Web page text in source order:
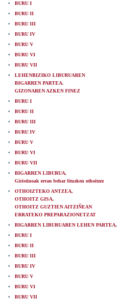
BURU I
BURU II
BURU III
BURU IV
BURU V
BURU VI
BURU VII
LEHENBIZIKO LIBURUAREN
BIGARREN PARTEA.
GIZONAREN AZKEN FINEZ
BURU I
BURU II
BURU III
BURU IV
BURU V
BURU VI
BURU VII
BIGARREN LIBURUA,
Giristinoak erran behar lituzken othoitzez
OTHOIZTEKO ANTZEA,
OTHOITZ GISA,
OTHOITZ GUZTIEN AITZIÑEAN
ERRATEKO PREPARAZIONETZAT
BIGARREN LIBURUAREN LEHEN PARTEA,
BURU I
BURU II
BURU III
BURU IV
BURU V
BURU VI
BURU VII